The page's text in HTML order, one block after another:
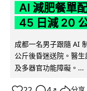
AI 減肥餐單
45 日減 20
成都一名男子跟隨 AI
公斤後昏迷送院。醫
及多器官功能障礙。...